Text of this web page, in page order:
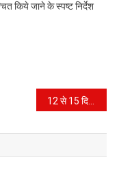
किये जाने के स्पष्ट निर्देश